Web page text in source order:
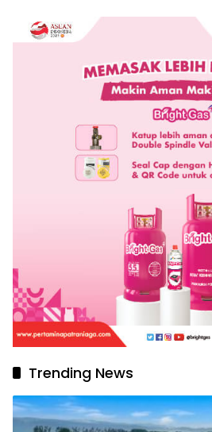
Keislaman
Trending News